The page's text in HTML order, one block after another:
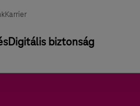
Karrier
Digitális biztonság